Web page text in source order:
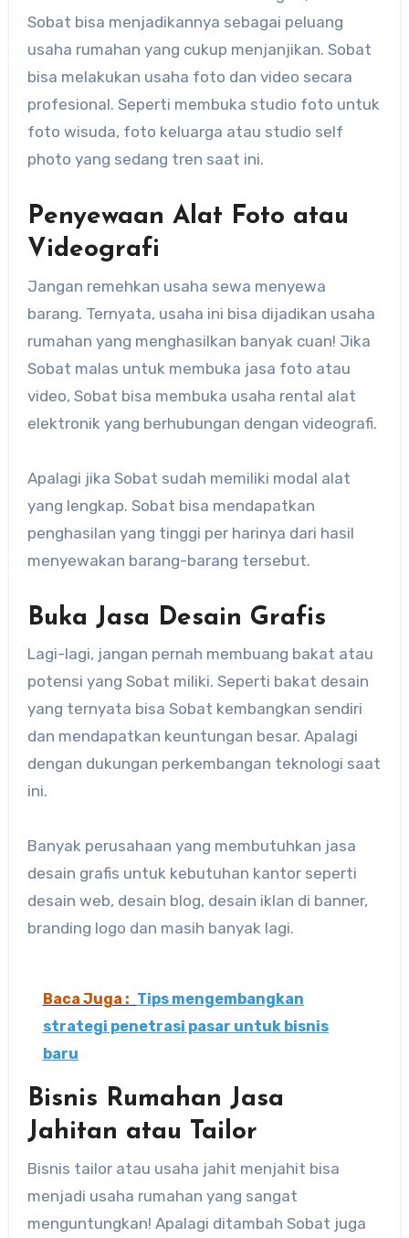
Sobat bisa menjadikannya sebagai peluang
usaha rumahan yang cukup menjanjikan. Sobat
bisa melakukan usaha foto dan video secara
profesional. Seperti membuka studio foto untuk
foto wisuda, foto keluarga atau studio self
photo yang sedang tren saat ini.
Penyewaan Alat Foto atau
Videografi
Jangan remehkan usaha sewa menyewa
barang. Ternyata, usaha ini bisa dijadikan usaha
rumahan yang menghasilkan banyak cuan! Jika
Sobat malas untuk membuka jasa foto atau
video, Sobat bisa membuka usaha rental alat
elektronik yang berhubungan dengan videografi.
Apalagi jika Sobat sudah memiliki modal alat
yang lengkap. Sobat bisa mendapatkan
penghasilan yang tinggi per harinya dari hasil
menyewakan barang-barang tersebut.
Buka Jasa Desain Grafis
Lagi-lagi, jangan pernah membuang bakat atau
potensi yang Sobat miliki. Seperti bakat desain
yang ternyata bisa Sobat kembangkan sendiri
dan mendapatkan keuntungan besar. Apalagi
dengan dukungan perkembangan teknologi saat
ini.
Banyak perusahaan yang membutuhkan jasa
desain grafis untuk kebutuhan kantor seperti
desain web, desain blog, desain iklan di banner,
branding logo dan masih banyak lagi.
Baca Juga : Tips mengembangkan
strategi penetrasi pasar untuk bisnis
baru
Bisnis Rumahan Jasa
Jahitan atau Tailor
Bisnis tailor atau usaha jahit menjahit bisa
menjadi usaha rumahan yang sangat
menguntungkan! Apalagi ditambah Sobat juga